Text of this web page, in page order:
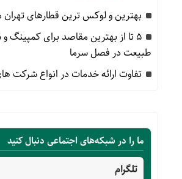
بهترین و لوکس ترین قطارهای
۵ تا از بهترین مقاصد برای کمپینگ
طبیعت در فصل سرما
تفاوت ارائه خدمات در انواع شرکت
ما را در شبکه‌های اجتماعی دنبال کنید
تلگرام